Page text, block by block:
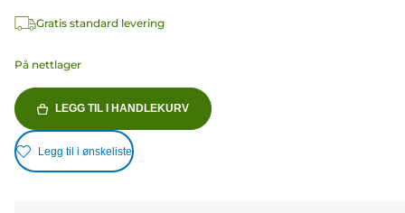
Gratis standard levering
På nettlager
LEGG TIL I HANDLEKURV
Legg til i ønskeliste